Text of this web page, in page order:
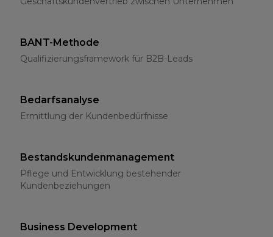
BANT-Methode
Qualifizierungsframework für B2B-Leads
Bedarfsanalyse
Ermittlung der Kundenbedürfnisse
Bestandskundenmanagement
Pflege und Entwicklung bestehender
Kundenbeziehungen
Business Development